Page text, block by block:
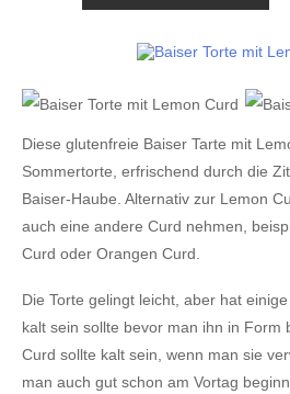
Diese glutenfreie Baiser Tarte mit
Sommertorte, erfrischend durch die
Baiser-Haube. Alternativ zur Lemon
auch eine andere Curd nehmen,
Curd oder Orangen Curd.
Die Torte gelingt leicht, aber hat
kalt sein sollte bevor man ihn in Form
Curd sollte kalt sein, wenn man sie
man auch gut schon am Vortag